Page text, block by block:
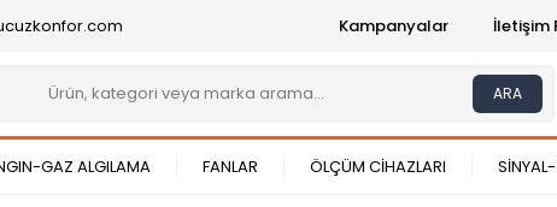
Kampanyalar İletişim
ARA
GAZ ALGILAMA FANLAR ÖLÇÜM CİHAZLARI